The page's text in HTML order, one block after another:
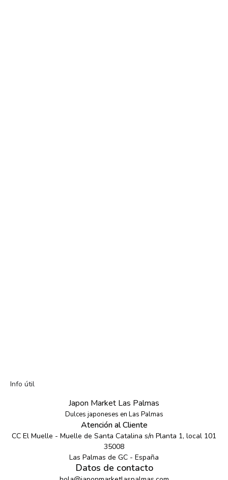
Info útil
Japon Market Las Palmas
Dulces japoneses en Las Palmas
Atención al Cliente
CC El Muelle - Muelle de Santa Catalina s/n Planta 1, local 101
35008
Las Palmas de GC - España
Datos de contacto